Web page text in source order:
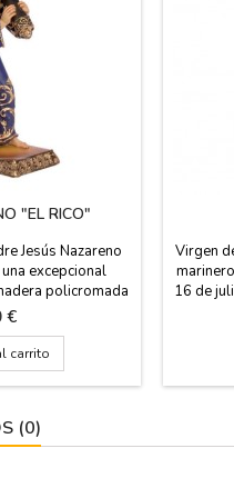
"EL RICO"
Jesús Nazareno
excepcional
policromada
Obra de Juan
Viene en caja de
blister
la madrugada de
Medidas: Pequeño
€
carrito
Virgen
16 de
(0)